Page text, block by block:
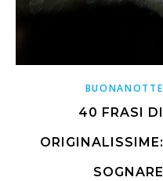
BUONANOTTE
40 FRASI